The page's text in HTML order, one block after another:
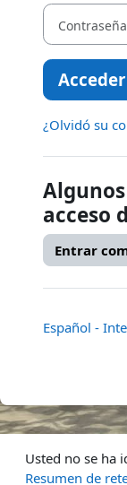
Contraseña
Acceder
¿Olvidó su
acceso
Entrar
Español -
Usted no se ha
Resumen de